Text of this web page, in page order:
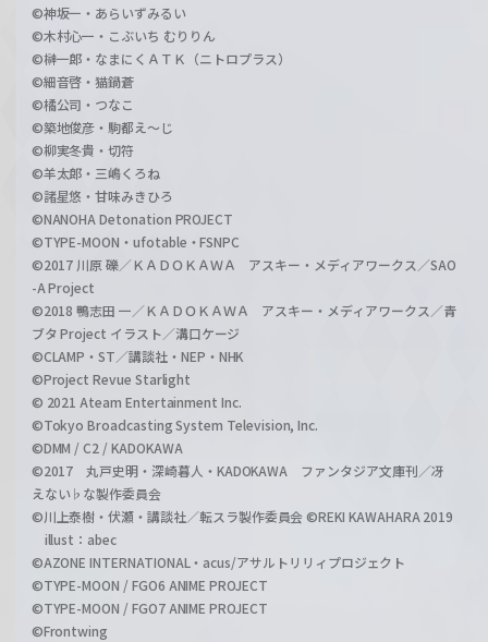
©神坂一・あらいずみるい
©木村心一・こぶいち むりりん
©榊一郎・なまにくＡＴＫ（ニトロプラス）
©細音啓・猫鍋蒼
©橘公司・つなこ
©築地俊彦・駒都え～じ
©柳実冬貴・切符
©羊太郎・三嶋くろね
©諸星悠・甘味みきひろ
©NANOHA Detonation PROJECT
©TYPE-MOON・ufotable・FSNPC
©2017 川原 礫／ＫＡＤＯＫＡＷＡ アスキー・メディアワークス／SAO
-A Project
©2018 鴨志田 一／ＫＡＤＯＫＡＷＡ アスキー・メディアワークス／青
ブタ Project イラスト／溝口ケージ
©CLAMP・ST／講談社・NEP・NHK
©Project Revue Starlight
© 2021 Ateam Entertainment Inc.
©Tokyo Broadcasting System Television, Inc.
©DMM / C2 / KADOKAWA
©2017 丸戸史明・深崎暮人・KADOKAWA ファンタジア文庫刊／冴
えない♭な製作委員会
©川上泰樹・伏瀬・講談社／転スラ製作委員会 ©REKI KAWAHARA 2019
illust：abec
©AZONE INTERNATIONAL・acus/アサルトリリィプロジェクト
©TYPE-MOON / FGO6 ANIME PROJECT
©TYPE-MOON / FGO7 ANIME PROJECT
©Frontwing